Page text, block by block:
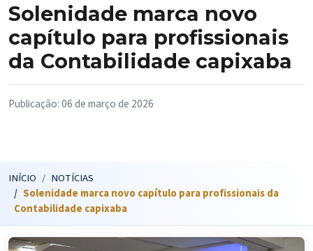
Solenidade marca novo
capítulo para profissionais
da Contabilidade capixaba
Publicação: 06 de março de 2026
INÍCIO
NOTÍCIAS
Solenidade marca novo capítulo para profissionais da
Contabilidade capixaba